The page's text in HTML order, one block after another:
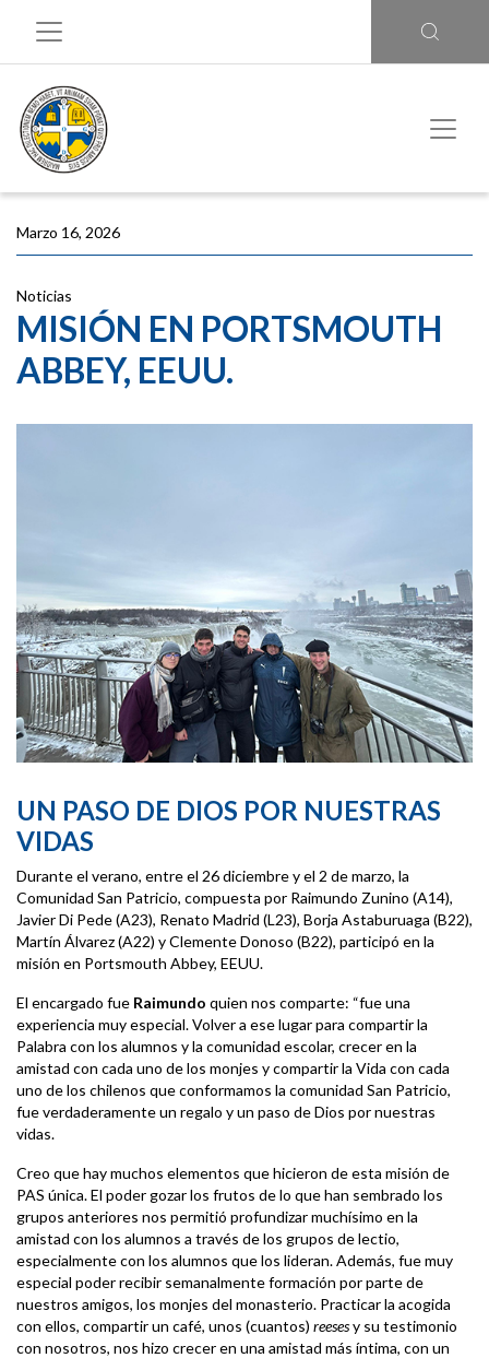
Marzo 16, 2026
Noticias
MISIÓN EN PORTSMOUTH
ABBEY, EEUU.
UN PASO DE DIOS POR NUESTRAS
VIDAS
Durante el verano, entre el 26 diciembre y el 2 de marzo, la
Comunidad San Patricio, compuesta por Raimundo Zunino (A14),
Javier Di Pede (A23), Renato Madrid (L23), Borja Astaburuaga (B22),
Martín Álvarez (A22) y Clemente Donoso (B22), participó en la
misión en Portsmouth Abbey, EEUU.
El encargado fue Raimundo quien nos comparte: “fue una
experiencia muy especial. Volver a ese lugar para compartir la
Palabra con los alumnos y la comunidad escolar, crecer en la
amistad con cada uno de los monjes y compartir la Vida con cada
uno de los chilenos que conformamos la comunidad San Patricio,
fue verdaderamente un regalo y un paso de Dios por nuestras
vidas.
Creo que hay muchos elementos que hicieron de esta misión de
PAS única. El poder gozar los frutos de lo que han sembrado los
grupos anteriores nos permitió profundizar muchísimo en la
amistad con los alumnos a través de los grupos de lectio,
especialmente con los alumnos que los lideran. Además, fue muy
especial poder recibir semanalmente formación por parte de
nuestros amigos, los monjes del monasterio. Practicar la acogida
con ellos, compartir un café, unos (cuantos) reesesy su testimonio
con nosotros, nos hizo crecer en una amistad más íntima, con un